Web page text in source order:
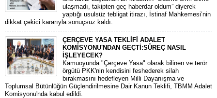
ulaşmadı, takipten geç haberdar oldum” diyerek
yaptığı usulsüz tebligat itirazı, İstinaf Mahkemesi’nin
dikkat çekici kararıyla sonuçsuz kaldı.
ÇERÇEVE YASA TEKLİFİ ADALET
KOMİSYONU'NDAN GEÇTİ:SÜREÇ NASIL
İŞLEYECEK?
​Kamuoyunda "Çerçeve Yasa" olarak bilinen ve terör
örgütü PKK'nin kendisini feshederek silah
bırakmasını hedefleyen Milli Dayanışma ve
Toplumsal Bütünlüğün Güçlendirilmesine Dair Kanun Teklifi, TBMM Adalet
Komisyonu'nda kabul edildi.